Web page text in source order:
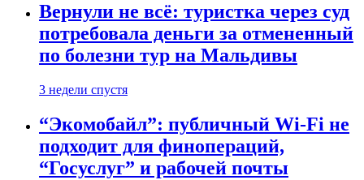
Вернули не всё: туристка через суд
потребовала деньги за отмененный
по болезни тур на Мальдивы
3 недели спустя
“Экомобайл”: публичный Wi-Fi не
подходит для финопераций,
“Госуслуг” и рабочей почты